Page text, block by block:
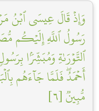
وَإِذۡ قَالَ عِيسَى ٱبۡنُ
رَسُولُ ٱللَّهِ إِلَيۡكُم
ٱلتَّوۡرَىٰةِ وَمُبَشِّرَۢا
أَحۡمَدُۖ فَلَمَّا جَآءَهُم
مُّبِينٞ [٦]